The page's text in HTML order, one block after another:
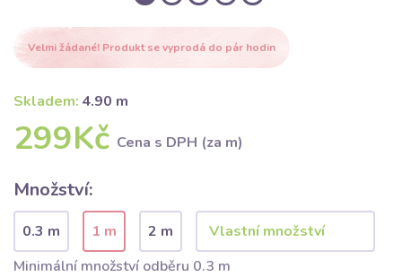
Velmi žádané! Produkt se vyprodá do pár hodin
Skladem: 4.90 m
299Kč Cena s DPH (za m)
Množství:
0.3 m 1 m
2 m
Minimální množství odběru 0.3 m